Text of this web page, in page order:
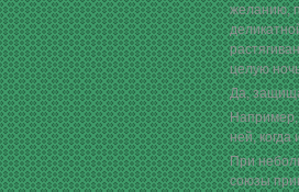
желанию,
целую
Да,
Например,
ней,
При
союзы